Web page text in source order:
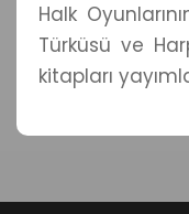
Halk
Türküsü ve
kitapları